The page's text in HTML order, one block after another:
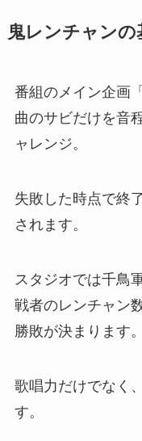
鬼レンチャン
番組のメイン企画
曲のサビだけを音
ャレンジ。
失敗した時点で終
されます。
スタジオでは千鳥
戦者のレンチャン
勝敗が決まります。
歌唱力だけでなく
す。